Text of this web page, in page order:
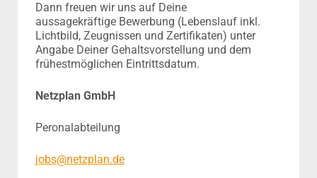
Dann freuen wir uns auf Deine
aussagekräftige Bewerbung (Lebenslauf inkl.
Lichtbild, Zeugnissen und Zertifikaten) unter
Angabe Deiner Gehaltsvorstellung und dem
frühestmöglichen Eintrittsdatum.
Netzplan GmbH
Peronalabteilung
jobs@netzplan.de